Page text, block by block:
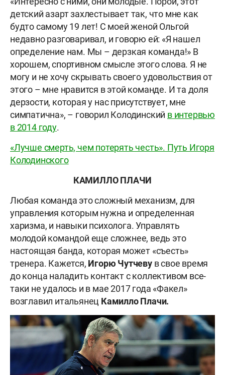
детский азарт захлестывает так, что мне как
будто самому 19 лет! С моей женой Ольгой
недавно разговаривал, и говорю ей: «Я нашел
определение нам. Мы – дерзкая команда!» В
хорошем, спортивном смысле этого слова. Я не
могу и не хочу скрывать своего удовольствия от
этого – мне нравится в этой команде. И та доля
дерзости, которая у нас присутствует, мне
симпатична», – говорил Колодинский в интервью
в 2014 году.
«Лучше смерть, чем потерять честь». Путь Игоря
Колодинского
КАМИЛЛО ПЛАЧИ
Любая команда это сложный механизм, для
управления которым нужна и определенная
харизма, и навыки психолога. Управлять
молодой командой еще сложнее, ведь это
настоящая банда, которая может «съесть»
тренера. Кажется, Игорю Чутчевув свое время
до конца наладить контакт с коллективом все-
таки не удалось и в мае 2017 года «Факел»
возглавил итальянец Камилло Плачи.